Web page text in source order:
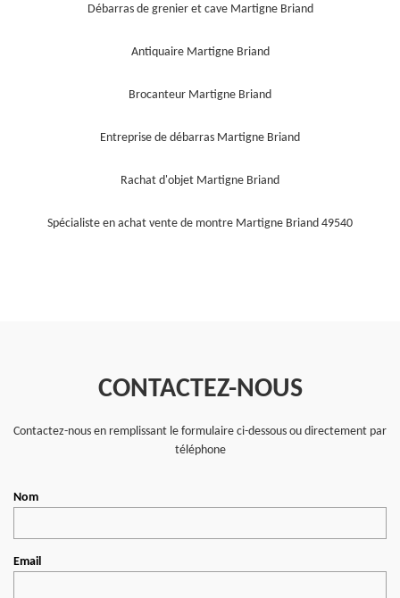
Débarras de grenier et cave Martigne Briand
Antiquaire Martigne Briand
Brocanteur Martigne Briand
Entreprise de débarras Martigne Briand
Rachat d'objet Martigne Briand
Spécialiste en achat vente de montre Martigne Briand 49540
CONTACTEZ-NOUS
Contactez-nous en remplissant le formulaire ci-dessous ou directement par
téléphone
Nom
Email